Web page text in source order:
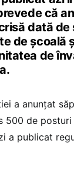
că
dată de
de școală
de
a anunțat
500 de
a publicat